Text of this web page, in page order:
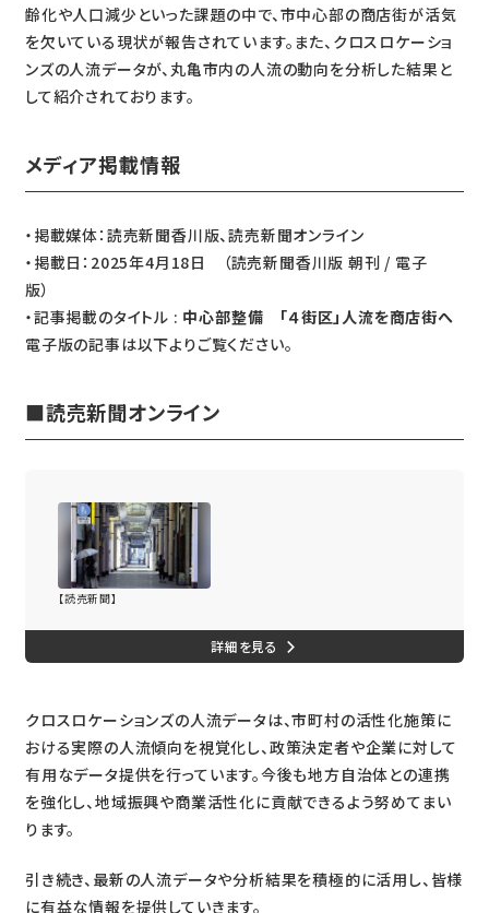
齢化や人口減少といった課題の中で、市中心部の商店街が活気
を欠いている現状が報告されています。また、クロスロケーショ
ンズの人流データが、丸亀市内の人流の動向を分析した結果と
して紹介されております。
メディア掲載情報
・掲載媒体：読売新聞香川版、読売新聞オンライン
・掲載日：2025年4月18日 （読売新聞香川版 朝刊 / 電子
版）
・記事掲載のタイトル : 中心部整備 「４街区」人流を商店街へ
電子版の記事は以下よりご覧ください。
■読売新聞オンライン
＜上＞中心部整備 「４街区」人流を商店街へ
【読売新聞】
クロスロケーションズの人流データは、市町村の活性化施策に
おける実際の人流傾向を視覚化し、政策決定者や企業に対して
有用なデータ提供を行っています。今後も地方自治体との連携
を強化し、地域振興や商業活性化に貢献できるよう努めてまい
ります。
引き続き、最新の人流データや分析結果を積極的に活用し、皆様
に有益な情報を提供していきます。